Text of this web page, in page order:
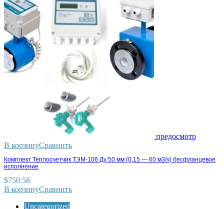
предосмотр
В корзинуСравнить
Комплект Теплосчетчик ТЭМ-106 Ду 50 мм (0,15 — 60 м3/ч) бесфланцевое
исполнение
$750.58
В корзинуСравнить
Uncategorized